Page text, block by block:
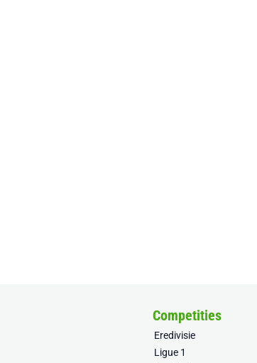
Competities
Eredivisie
Ligue 1